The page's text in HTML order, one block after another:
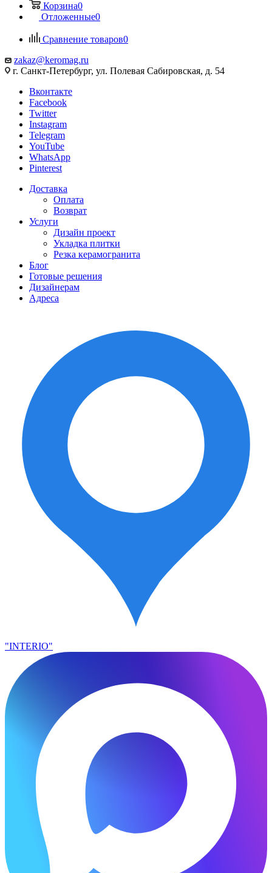
Корзина0
Отложенные0
Сравнение товаров0
zakaz@keromag.ru
г. Санкт-Петербург, ул. Полевая Сабировская, д. 54
Вконтакте
Facebook
Twitter
Instagram
Telegram
YouTube
WhatsApp
Pinterest
Доставка
Оплата
Возврат
Услуги
Дизайн проект
Укладка плитки
Резка керамогранита
Блог
Готовые решения
Дизайнерам
Адреса
"INTERIO"